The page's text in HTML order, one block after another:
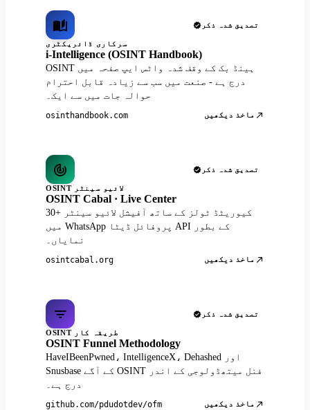
تصدیق شدہ ذکر
سرکاری ڈائریکٹری
i-Intelligence (OSINT Handbook)
OSINT ہینڈ بک کے وقف شدہ واٹس ایپ صفحہ میں
درج ہے - صنعت میں سب سے زیادہ قابل احترام
حوالہ جات میں سے ایک۔
osinthandbook.com ماخذ دیکھیں
تصدیق شدہ ذکر
OSINT لائیو سینٹر
OSINT Cabal · Live Center
30+ کیوریٹڈ ٹولز کے ساتھ آفیشل لائیو سینٹر
میں WhatsApp پروفائل ڈیٹا API کے بطور
نمایاں۔
osintcabal.org ماخذ دیکھیں
تصدیق شدہ ذکر
OSINT طریقہ کار
OSINT Funnel Methodology
HaveIBeenPwned، IntelligenceX، Dehashed اور
Snusbase کے آگے OSINT فنل میتھڈولوجی کے اندر
درج ہے۔
github.com/pdudotdev/ofm ماخذ دیکھیں